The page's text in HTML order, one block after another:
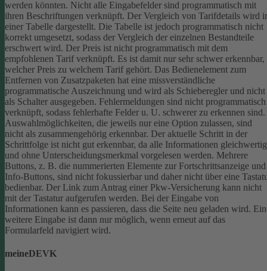
werden könnten. Nicht alle Eingabefelder sind programmatisch mit
ihren Beschriftungen verknüpft. Der Vergleich von Tarifdetails wird
einer Tabelle dargestellt. Die Tabelle ist jedoch programmatisch nicht
korrekt umgesetzt, sodass der Vergleich der einzelnen Bestandteile
erschwert wird. Der Preis ist nicht programmatisch mit dem
empfohlenen Tarif verknüpft. Es ist damit nur sehr schwer erkennbar,
welcher Preis zu welchem Tarif gehört. Das Bedienelement zum
Entfernen von Zusatzpaketen hat eine missverständliche
programmatische Auszeichnung und wird als Schieberegler und nicht
als Schalter ausgegeben. Fehlermeldungen sind nicht programmatisch
verknüpft, sodass fehlerhafte Felder u. U. schwerer zu erkennen sind.
Auswahlmöglichkeiten, die jeweils nur eine Option zulassen, sind
nicht als zusammengehörig erkennbar. Der aktuelle Schritt in der
Schrittfolge ist nicht gut erkennbar, da alle Informationen gleichwertig
und ohne Unterscheidungsmerkmal vorgelesen werden. Mehrere
Buttons, z. B. die nummerierten Elemente zur Fortschrittsanzeige und
Info-Buttons, sind nicht fokussierbar und daher nicht über eine
bedienbar. Der Link zum Antrag einer Pkw-Versicherung kann nicht
mit der Tastatur aufgerufen werden. Bei der Eingabe von
Informationen kann es passieren, dass die Seite neu geladen wird.
weitere Eingabe ist dann nur möglich, wenn erneut auf das
Formularfeld navigiert wird.
meineDEVK